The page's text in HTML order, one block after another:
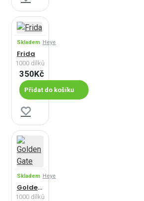
Skladem Heye
Frida
1000 dílků
350Kč
Přidat do košíku
Skladem Heye
Golden Gate
1000 dílků